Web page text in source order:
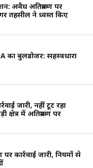
अवैध अतिक्रमण पर
तहसील ने ध्वस्त किए
का बुलडोजर: सहस्त्रधारा
जारी, नहीं टूट रहा
क्षेत्र में अतिक्रमण पर
कार्रवाई जारी, नियमों से